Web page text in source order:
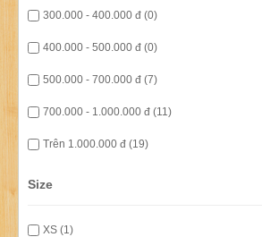
300.000 - 400.000 đ (0)
400.000 - 500.000 đ (0)
500.000 - 700.000 đ (7)
700.000 - 1.000.000 đ (11)
Trên 1.000.000 đ (19)
Size
XS (1)